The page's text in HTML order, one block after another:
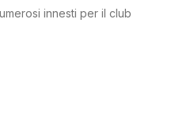
innesti per il club